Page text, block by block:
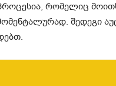
რომელიც
შედეგი